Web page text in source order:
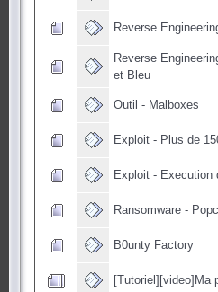
Reverse
Reverse
et Bleu
Outil - Malboxes
Exploit - Plus de
Exploit - Execution
Ransomware -
B0unty Factory
[Tutoriel][video]Ma